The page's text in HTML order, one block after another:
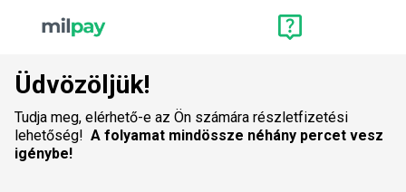
Üdvözöljük!
Tudja meg, elérhető-e az Ön számára részletfizetési
lehetőség! A folyamat mindössze néhány percet vesz
igénybe!